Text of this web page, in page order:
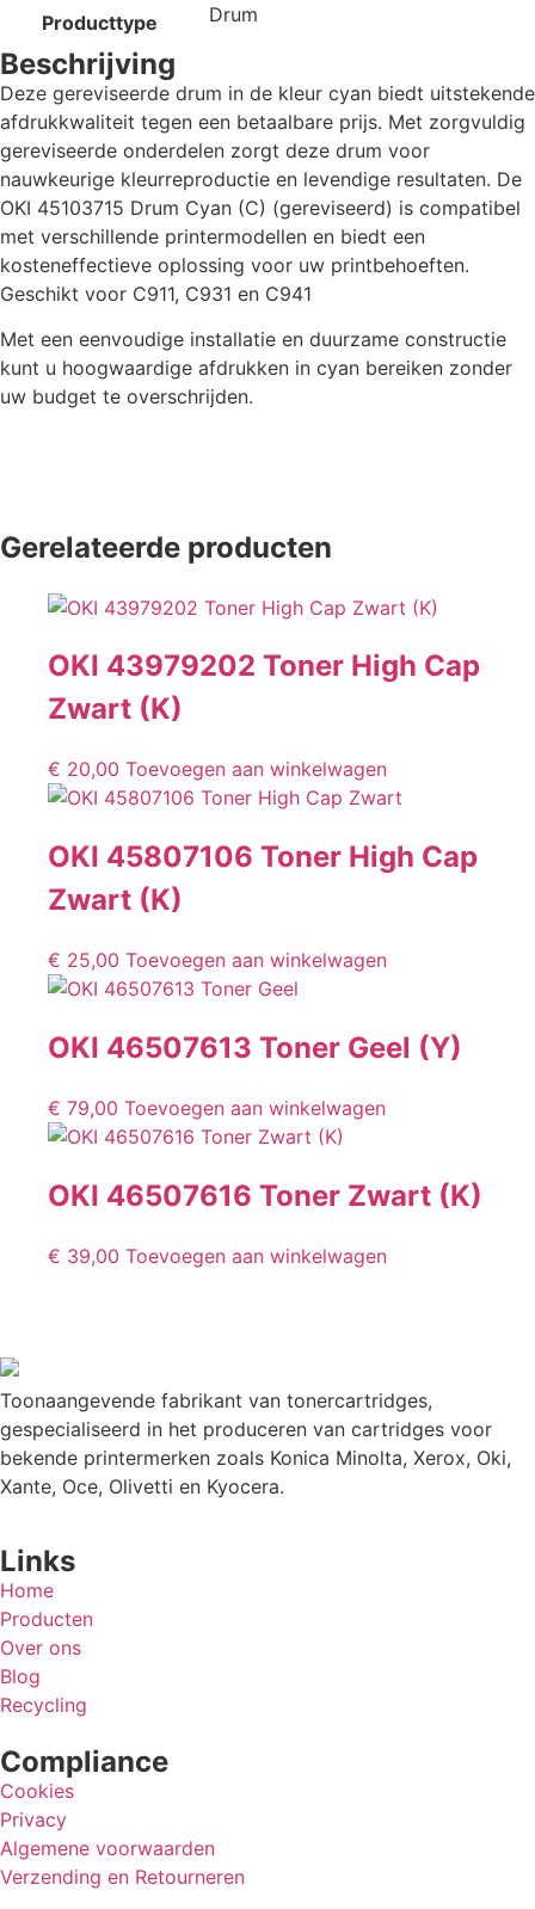
Producttype Drum
Beschrijving
Deze gereviseerde drum in de kleur cyan biedt uitstekende
afdrukkwaliteit tegen een betaalbare prijs. Met zorgvuldig
gereviseerde onderdelen zorgt deze drum voor
nauwkeurige kleurreproductie en levendige resultaten. De
OKI 45103715 Drum Cyan (C) (gereviseerd) is compatibel
met verschillende printermodellen en biedt een
kosteneffectieve oplossing voor uw printbehoeften.
Geschikt voor C911, C931 en C941
Met een eenvoudige installatie en duurzame constructie
kunt u hoogwaardige afdrukken in cyan bereiken zonder
uw budget te overschrijden.
Gerelateerde producten
OKI 43979202 Toner High Cap
Zwart (K)
€ 20,00 Toevoegen aan winkelwagen
OKI 45807106 Toner High Cap
Zwart (K)
€ 25,00 Toevoegen aan winkelwagen
OKI 46507613 Toner Geel (Y)
€ 79,00 Toevoegen aan winkelwagen
OKI 46507616 Toner Zwart (K)
€ 39,00 Toevoegen aan winkelwagen
Toonaangevende fabrikant van tonercartridges,
gespecialiseerd in het produceren van cartridges voor
bekende printermerken zoals Konica Minolta, Xerox, Oki,
Xante, Oce, Olivetti en Kyocera.
Links
Home
Producten
Over ons
Blog
Recycling
Compliance
Cookies
Privacy
Algemene voorwaarden
Verzending en Retourneren